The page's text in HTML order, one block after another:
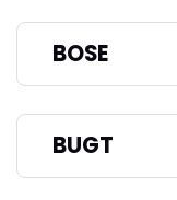
BOSE
BUGT